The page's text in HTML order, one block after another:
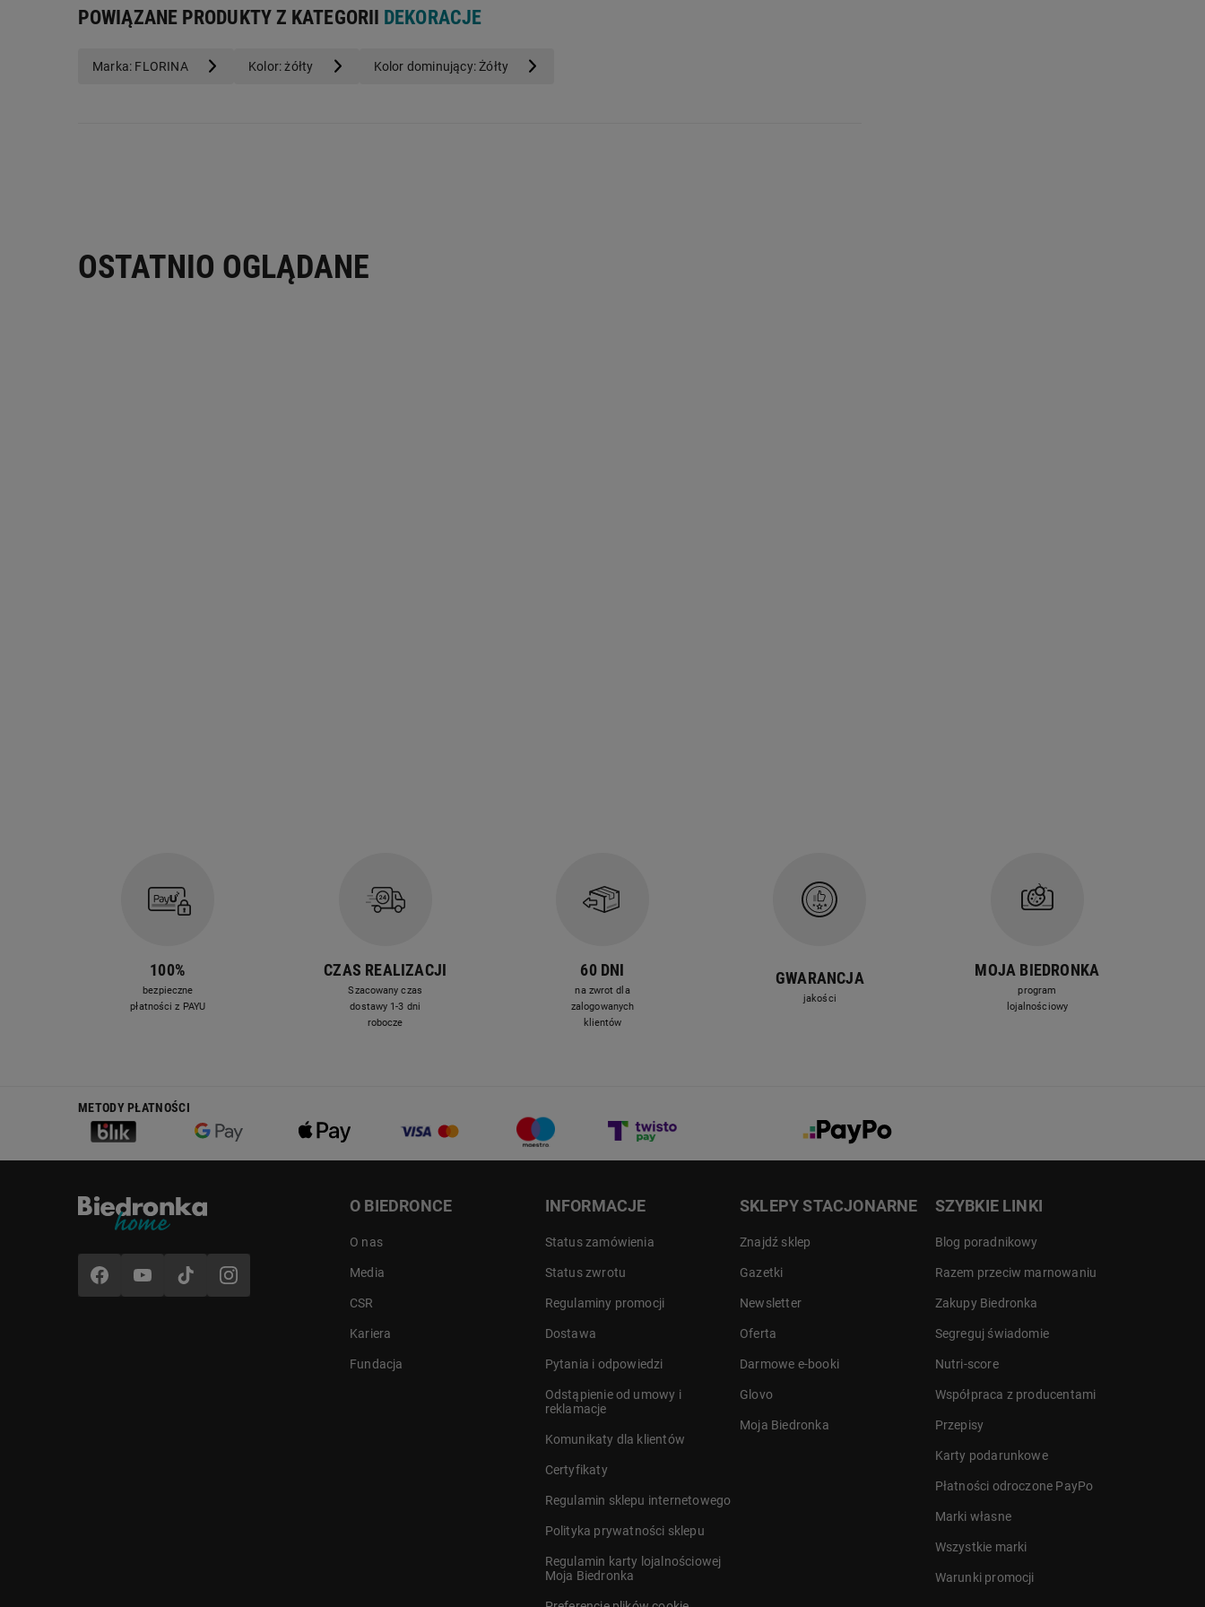
POWIĄZANE PRODUKTY Z KATEGORII DEKORACJE
Marka: FLORINA Kolor: żółty Kolor dominujący: Żółty
OSTATNIO OGLĄDANE
100%
bezpieczne
płatności z PAYU
CZAS REALIZACJI
Szacowany czas
dostawy 1-3 dni
robocze
60 DNI
na zwrot dla
zalogowanych
klientów
GWARANCJA
jakości
MOJA BIEDRONKA
program
lojalnościowy
METODY PŁATNOŚCI
O BIEDRONCE
O nas
Media
CSR
Kariera
Fundacja
INFORMACJE
Status zamówienia
Status zwrotu
Regulaminy promocji
Dostawa
Pytania i odpowiedzi
Odstąpienie od umowy i
reklamacje
Komunikaty dla klientów
Certyfikaty
Regulamin sklepu internetowego
Polityka prywatności sklepu
Regulamin karty lojalnościowej
Moja Biedronka
SKLEPY STACJONARNE
Znajdź sklep
Gazetki
Newsletter
Oferta
Darmowe e-booki
Glovo
Moja Biedronka
SZYBKIE LINKI
Blog poradnikowy
Razem przeciw marnowaniu
Zakupy Biedronka
Segreguj świadomie
Nutri-score
Współpraca z producentami
Przepisy
Karty podarunkowe
Płatności odroczone PayPo
Marki własne
Wszystkie marki
Warunki promocji